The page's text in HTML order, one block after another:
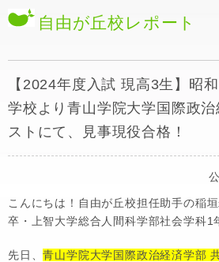
自由が丘校 レポート
【2024年度入試 現高3生】昭
学校より青山学院大学国際政
ストにて、見事現役合格！
こんにちは！自由が丘校担任助手の稲
卒・上智大学総合人間科学部社会学科1
先日、青山学院大学国際政治経済学部